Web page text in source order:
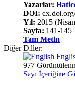
Yazarlar:
DOI:
Yıl: 2015
Sayfa: 141-145
Tam Metin
Diğer Diller:
977
Sayı İçeriğine